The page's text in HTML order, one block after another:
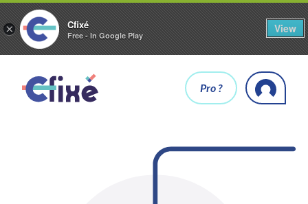
× Cfixé
Free - In Google Play
View
Pro ?